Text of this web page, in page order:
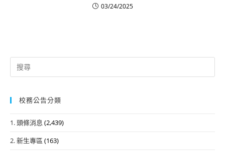
03/24/2025
Search
for:
校務公告分類
1. 頭條消息 (2,439)
2. 新生專區 (163)